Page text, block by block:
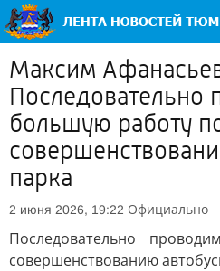
Максим
Последовательно
большую работу
парка
2 июня 2026, 19:22 Официально
Последовательно
совершенствованию